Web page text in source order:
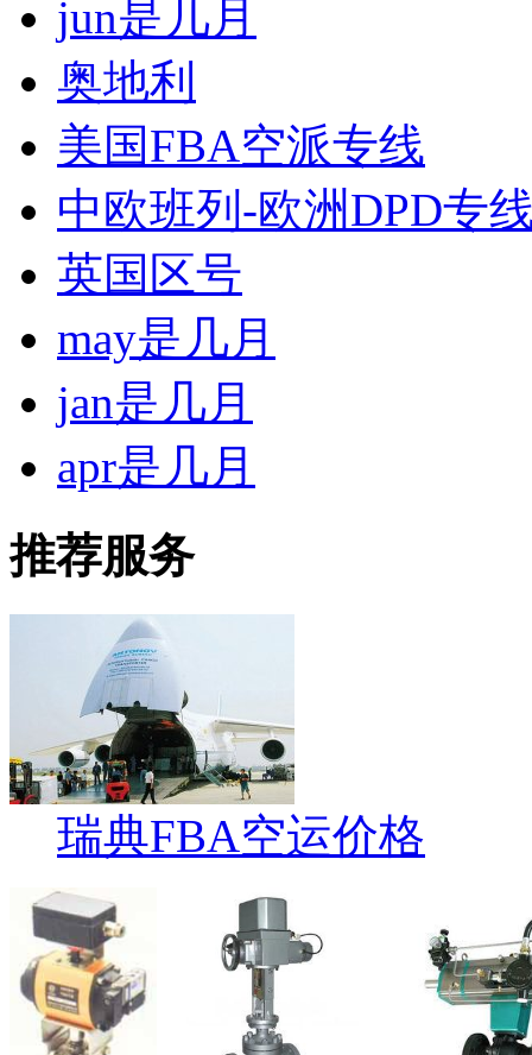
jun是几月
奥地利
美国FBA空派专线
中欧班列-欧洲DPD专
英国区号
may是几月
jan是几月
apr是几月
推荐服务
瑞典FBA空运价格